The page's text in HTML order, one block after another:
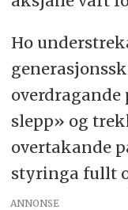
Ho
slepp» og
overtakande
styringa fullt
ANNONSE